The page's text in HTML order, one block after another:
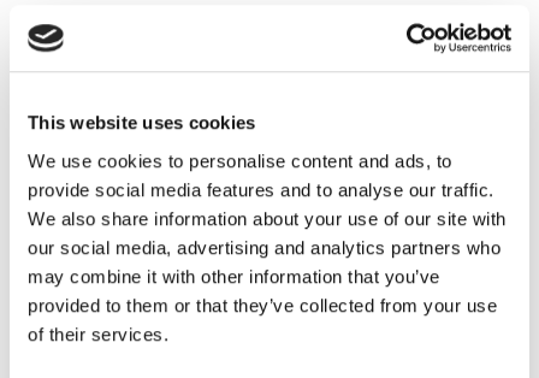
This website uses cookies
We use cookies to personalise content and ads, to
provide social media features and to analyse our traffic.
We also share information about your use of our site with
our social media, advertising and analytics partners who
may combine it with other information that you’ve
provided to them or that they’ve collected from your use
of their services.
16
Film e Musica
I migliori film sci-fi del 2017